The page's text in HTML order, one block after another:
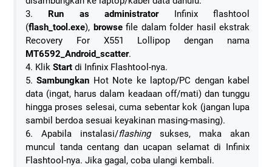
3. Run as administratorInfinix flashtool
(flash_tool.exe), browsefile dalam folder hasil ekstrak
Recovery For X551 Lollipop dengan nama
MT6592_Android_scatter.
4. Klik Start di Infinix Flashtool-nya.
5.Sambungkan Hot Note ke laptop/PC dengan kabel
data (ingat, harus dalam keadaan off/mati) dan tunggu
hingga proses selesai, cuma sebentar kok (jangan lupa
sambil berdoa sesuai keyakinan masing-masing).
6. Apabila instalasi/flashingsukses, maka akan
muncul tanda centang dan ucapan selamat di Infinix
Flashtool-nya. Jika gagal, coba ulangi kembali.